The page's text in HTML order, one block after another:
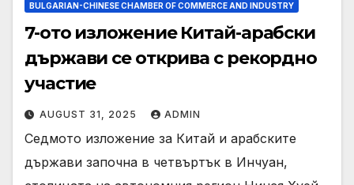
BULGARIAN-CHINESE CHAMBER OF COMMERCE AND INDUSTRY
7-ото изложение Китай-арабски
държави се открива с рекордно
участие
AUGUST 31, 2025 ADMIN
Седмото изложение за Китай и арабските
държави започна в четвъртък в Инчуан,